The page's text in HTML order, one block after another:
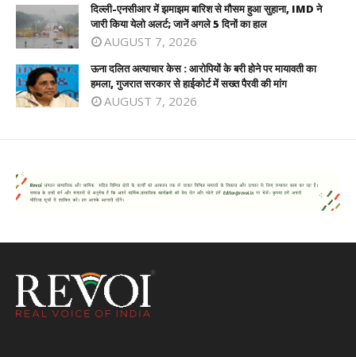
दिल्ली-एनसीआर में झमाझम बारिश से मौसम हुआ सुहाना, IMD ने
जारी किया येलो अलर्ट; जानें अगले 5 दिनों का हाल
AUGUST 7, 2026
ऊना दलित अत्याचार केस : आरोपियों के बरी होने पर मायावती का
हमला, गुजरात सरकार से हाईकोर्ट में सख्त पैरवी की मांग
AUGUST 7, 2026